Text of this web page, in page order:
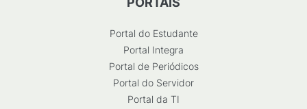
Portal do Estudante
Portal Integra
Portal de Periódicos
Portal do Servidor
Portal da TI